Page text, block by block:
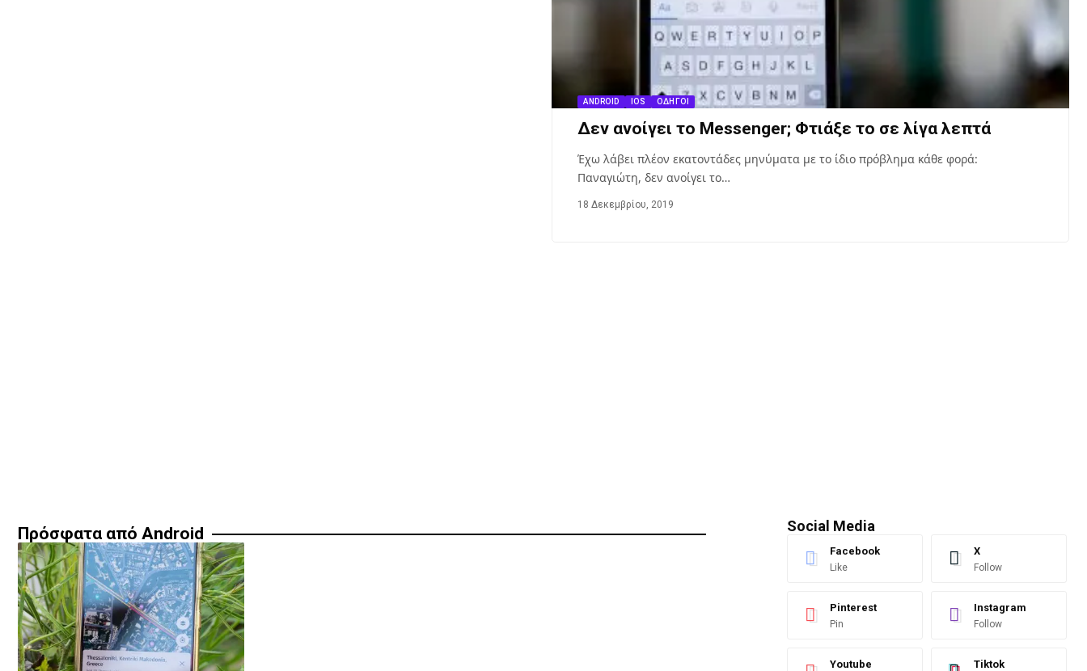
ANDROID IOS ΟΔΗΓΟΊ
Δεν ανοίγει το Messenger; Φτιάξε το σε λίγα λεπτά
Έχω λάβει πλέον εκατοντάδες μηνύματα με το ίδιο πρόβλημα κάθε φορά:
Παναγιώτη, δεν ανοίγει το…
18 Δεκεμβρίου, 2019
Πρόσφατα από Android Social Media
Facebook
Like
X
Follow
Pinterest
Pin
Instagram
Follow
Youtube Tiktok